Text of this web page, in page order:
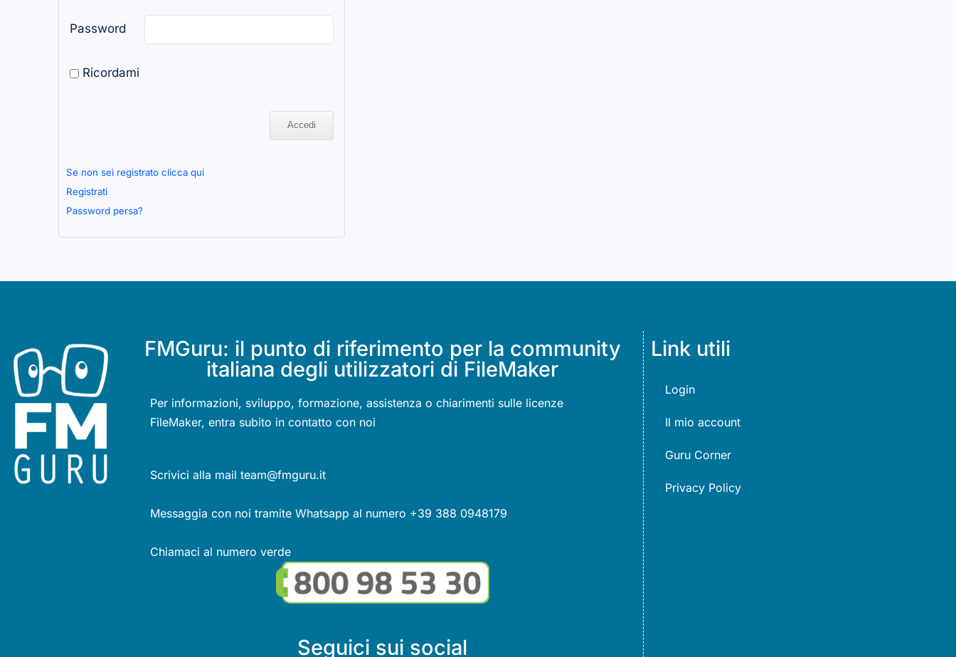
Password
Ricordami
Se non sei registrato clicca qui
Registrati
Password persa?
FMGuru: il punto di riferimento per la community
italiana degli utilizzatori di FileMaker
Per informazioni, sviluppo, formazione, assistenza o chiarimenti sulle licenze
FileMaker, entra subito in contatto con noi
Scrivici alla mail team@fmguru.it
Messaggia con noi tramite Whatsapp al numero +39 388 0948179
Chiamaci al numero verde
Seguici sui social
Link utili
Login
Il mio account
Guru Corner
Privacy Policy